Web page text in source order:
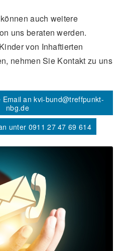
auch weitere
uns beraten werden.
von Inhaftierten
nehmen Sie Kontakt zu uns
an kvi-bund@treffpunkt-
nbg.de
unter 0911 27 47 69 614